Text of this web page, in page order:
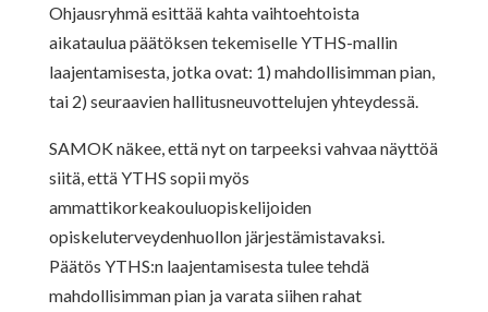
Ohjausryhmä esittää kahta vaihtoehtoista
aikataulua päätöksen tekemiselle YTHS-mallin
laajentamisesta, jotka ovat: 1) mahdollisimman pian,
tai 2) seuraavien hallitusneuvottelujen yhteydessä.
SAMOK näkee, että nyt on tarpeeksi vahvaa näyttöä
siitä, että YTHS sopii myös
ammattikorkeakouluopiskelijoiden
opiskeluterveydenhuollon järjestämistavaksi.
Päätös YTHS:n laajentamisesta tulee tehdä
mahdollisimman pian ja varata siihen rahat